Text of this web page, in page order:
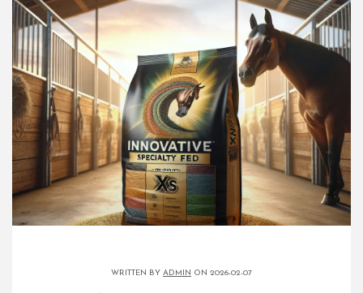
WRITTEN BY ADMIN ON 2026-02-07